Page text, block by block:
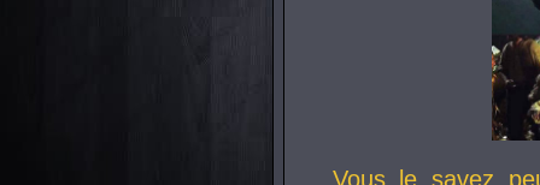
Vous le savez